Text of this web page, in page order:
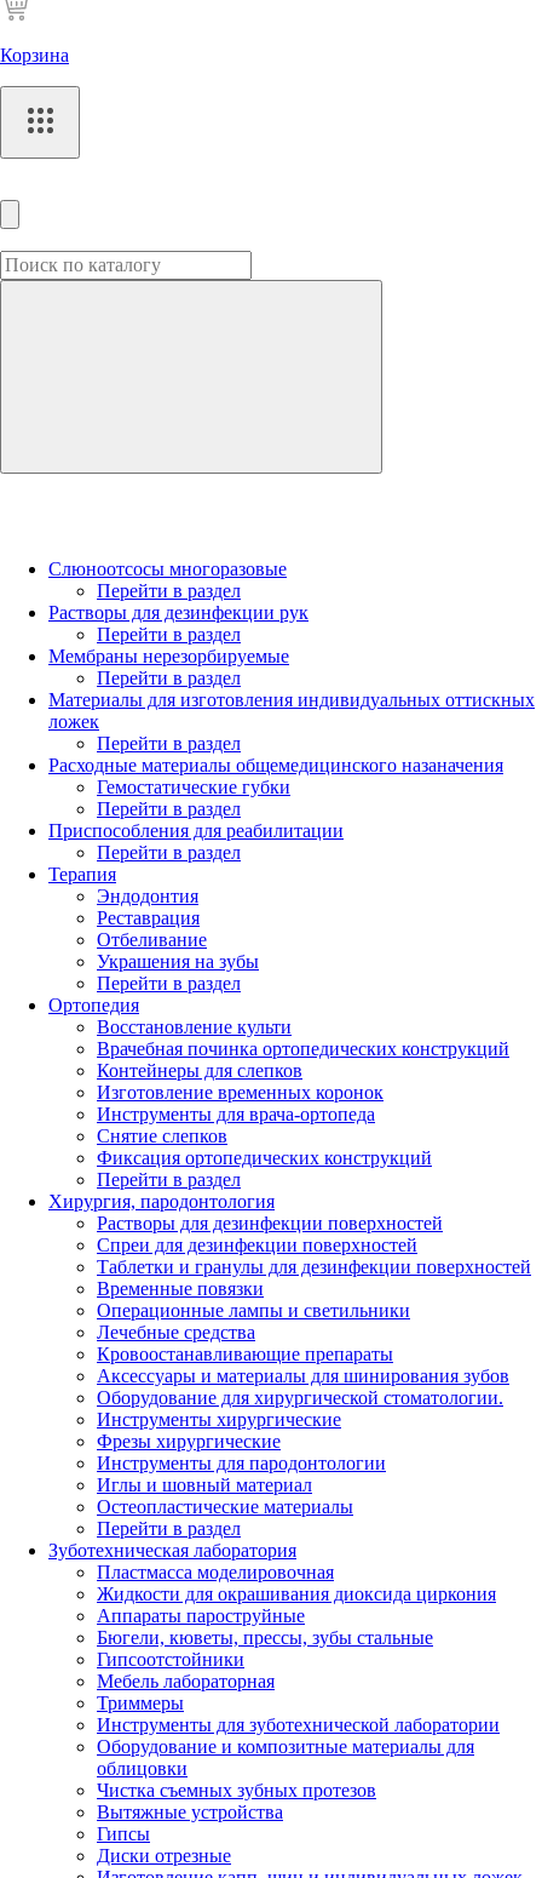
Корзина
Слюноотсосы многоразовые
Перейти в раздел
Растворы для дезинфекции рук
Перейти в раздел
Мембраны нерезорбируемые
Перейти в раздел
Материалы для изготовления индивидуальных оттискных
ложек
Перейти в раздел
Расходные материалы общемедицинского назаначения
Гемостатические губки
Перейти в раздел
Приспособления для реабилитации
Перейти в раздел
Терапия
Эндодонтия
Реставрация
Отбеливание
Украшения на зубы
Перейти в раздел
Ортопедия
Восстановление культи
Врачебная починка ортопедических конструкций
Контейнеры для слепков
Изготовление временных коронок
Инструменты для врача-ортопеда
Снятие слепков
Фиксация ортопедических конструкций
Перейти в раздел
Хирургия, пародонтология
Растворы для дезинфекции поверхностей
Спреи для дезинфекции поверхностей
Таблетки и гранулы для дезинфекции поверхностей
Временные повязки
Операционные лампы и светильники
Лечебные средства
Кровоостанавливающие препараты
Аксессуары и материалы для шинирования зубов
Оборудование для хирургической стоматологии.
Инструменты хирургические
Фрезы хирургические
Инструменты для пародонтологии
Иглы и шовный материал
Остеопластические материалы
Перейти в раздел
Зуботехническая лаборатория
Пластмасса моделировочная
Жидкости для окрашивания диоксида циркония
Аппараты пароструйные
Бюгели, кюветы, прессы, зубы стальные
Гипсоотстойники
Мебель лабораторная
Триммеры
Инструменты для зуботехнической лаборатории
Оборудование и композитные материалы для
облицовки
Чистка съемных зубных протезов
Вытяжные устройства
Гипсы
Диски отрезные